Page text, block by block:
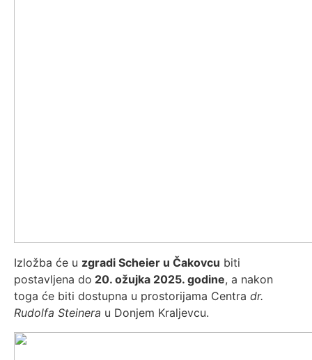
Izložba će u zgradi Scheier u Čakovcu biti
postavljena do 20. ožujka 2025. godine, a nakon
toga će biti dostupna u prostorijama Centra dr.
Rudolfa Steinera u Donjem Kraljevcu.